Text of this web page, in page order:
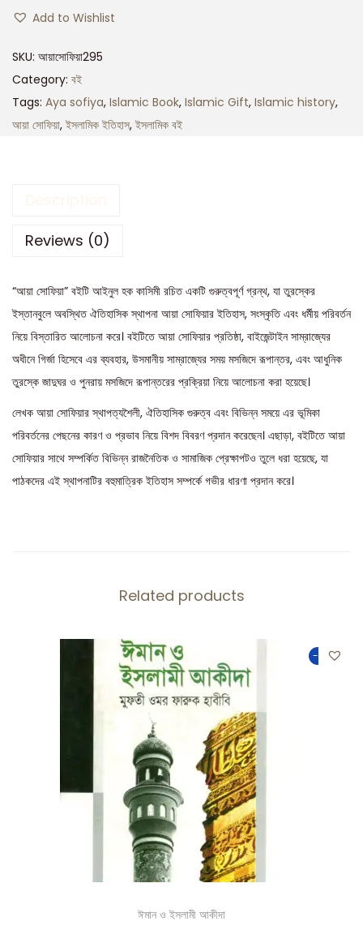
Add to Wishlist
SKU: আয়াসোফিয়া295
Category: বই
Tags: Aya sofiya, Islamic Book, Islamic Gift, Islamic history,
আয়া সোফিয়া, ইসলামিক ইতিহাস, ইসলামিক বই
Reviews (0)
“আয়া সোফিয়া” বইটি আইনুল হক কাসিমী রচিত একটি গুরুত্বপূর্ণ গ্রন্থ, যা তুরস্কের
ইস্তানবুলে অবস্থিত ঐতিহাসিক স্থাপনা আয়া সোফিয়ার ইতিহাস, সংস্কৃতি এবং ধর্মীয় পরিবর্তন
নিয়ে বিস্তারিত আলোচনা করে। বইটিতে আয়া সোফিয়ার প্রতিষ্ঠা, বাইজেন্টাইন সাম্রাজ্যের
অধীনে গির্জা হিসেবে এর ব্যবহার, উসমানীয় সাম্রাজ্যের সময় মসজিদে রূপান্তর, এবং আধুনিক
তুরস্কে জাদুঘর ও পুনরায় মসজিদে রূপান্তরের প্রক্রিয়া নিয়ে আলোচনা করা হয়েছে।
লেখক আয়া সোফিয়ার স্থাপত্যশৈলী, ঐতিহাসিক গুরুত্ব এবং বিভিন্ন সময়ে এর ভূমিকা
পরিবর্তনের পেছনের কারণ ও প্রভাব নিয়ে বিশদ বিবরণ প্রদান করেছেন। এছাড়া, বইটিতে আয়া
সোফিয়ার সাথে সম্পর্কিত বিভিন্ন রাজনৈতিক ও সামাজিক প্রেক্ষাপটও তুলে ধরা হয়েছে, যা
পাঠকদের এই স্থাপনাটির বহুমাত্রিক ইতিহাস সম্পর্কে গভীর ধারণা প্রদান করে।
Related products
-50%
ঈমান ও ইসলামী আকীদা